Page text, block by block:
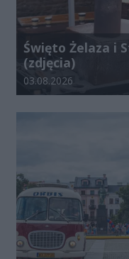
Święto Żelaza i
(zdjęcia)
Data dodania galerii:
03.08.2026